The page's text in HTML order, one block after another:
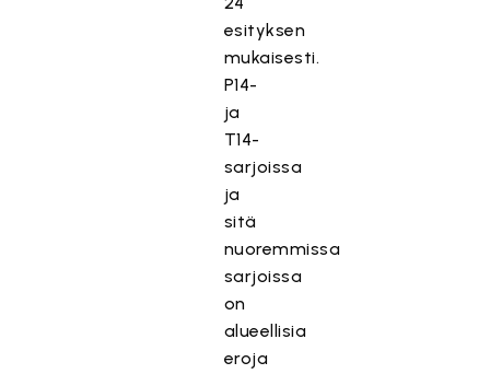
esityksen
mukaisesti.
P14-
ja
T14-
sarjoissa
ja
sitä
nuoremmissa
sarjoissa
on
alueellisia
eroja